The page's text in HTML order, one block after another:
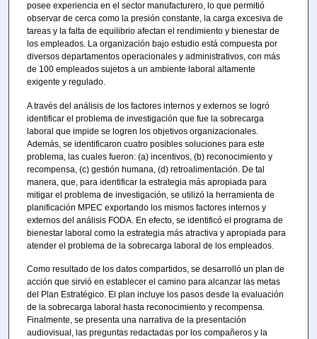
posee experiencia en el sector manufacturero, lo que permitió
observar de cerca como la presión constante, la carga excesiva de
tareas y la falta de equilibrio afectan el rendimiento y bienestar de
los empleados. La organización bajo estudio está compuesta por
diversos departamentos operacionales y administrativos, con más
de 100 empleados sujetos a un ambiente laboral altamente
exigente y regulado.
A través del análisis de los factores internos y externos se logró
identificar el problema de investigación que fue la sobrecarga
laboral que impide se logren los objetivos organizacionales.
Además, se identificaron cuatro posibles soluciones para este
problema, las cuales fueron: (a) incentivos, (b) reconocimiento y
recompensa, (c) gestión humana, (d) retroalimentación. De tal
manera, que, para identificar la estrategia más apropiada para
mitigar el problema de investigación, se utilizó la herramienta de
planificación MPEC exportando los mismos factores internos y
externos del análisis FODA. En efecto, se identificó el programa de
bienestar laboral como la estrategia más atractiva y apropiada para
atender el problema de la sobrecarga laboral de los empleados.
Como resultado de los datos compartidos, se desarrolló un plan de
acción que sirvió en establecer el camino para alcanzar las metas
del Plan Estratégico. El plan incluye los pasos desde la evaluación
de la sobrecarga laboral hasta reconocimiento y recompensa.
Finalmente, se presenta una narrativa de la presentación
audiovisual, las preguntas redactadas por los compañeros y la